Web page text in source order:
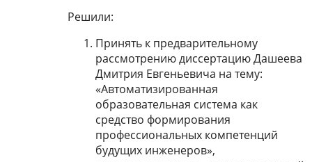
Решили:
Принять к предварительному
рассмотрению диссертациюДашеева
Дмитрия Евгеньевича на тему:
«Автоматизированная
образовательная система как
средство формирования
профессиональных компетенций
будущих инженеров»,